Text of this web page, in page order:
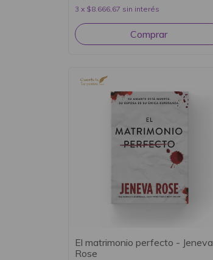
3 x $8.666,67 sin interés
El matrimonio perfecto - Jeneva
Rose